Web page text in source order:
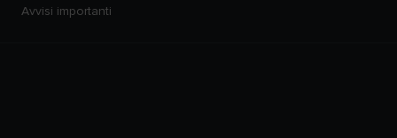
Avvisi importanti